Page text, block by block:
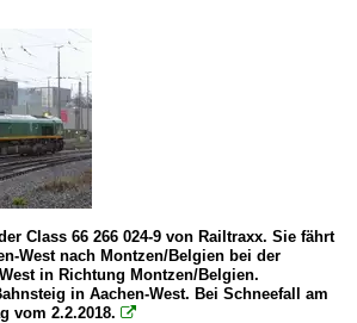
Class 66 266 024-9 von Railtraxx. Sie fährt
West nach Montzen/Belgien bei der
in Richtung Montzen/Belgien.
in Aachen-West. Bei Schneefall am
vom 2.2.2018. 